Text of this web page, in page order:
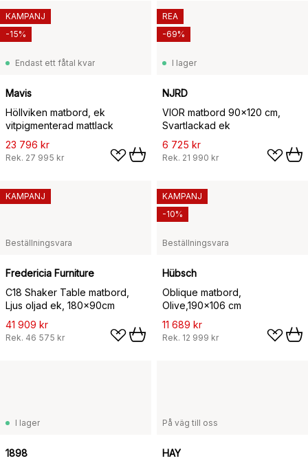
Endast ett fåtal kvar
Mavis
Höllviken matbord, ek
vitpigmenterad mattlack
23 796 kr
Rek. 27 995 kr
KAMPANJ
-15%
I lager
NJRD
VIOR matbord 90x120 cm,
Svartlackad ek
6 725 kr
Rek. 21 990 kr
REA
-69%
Beställningsvara
Fredericia Furniture
C18 Shaker Table matbord,
Ljus oljad ek, 180x90cm
41 909 kr
Rek. 46 575 kr
KAMPANJ
Beställningsvara
Hübsch
Oblique matbord,
Olive,190x106 cm
11 689 kr
Rek. 12 999 kr
KAMPANJ
-10%
I lager
1898
På väg till oss
HAY